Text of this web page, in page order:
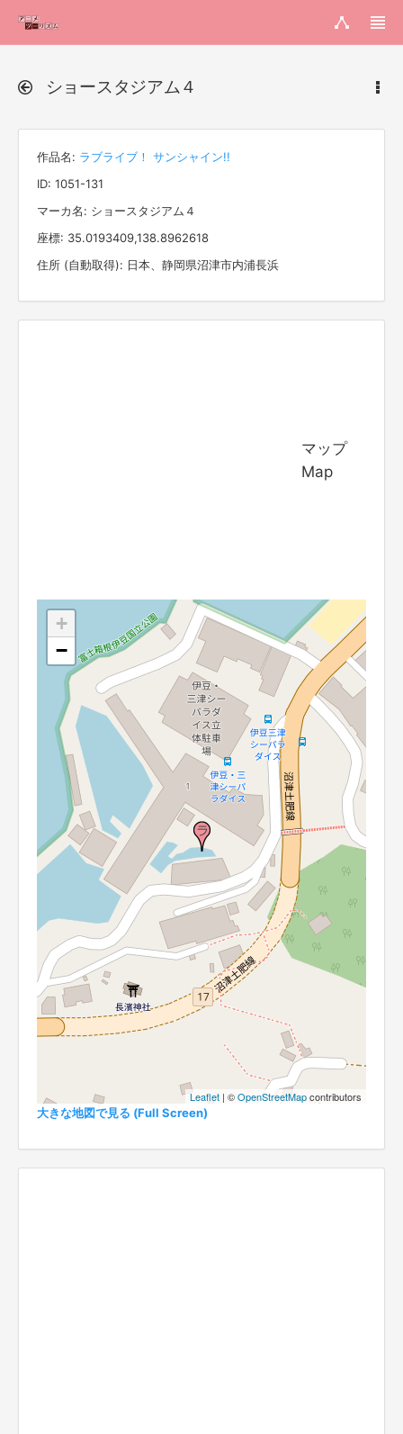
ショースタジアム４
作品名: ラブライブ！ サンシャイン!!
ID: 1051-131
マーカ名: ショースタジアム４
座標: 35.0193409,138.8962618
住所 (自動取得): 日本、静岡県沼津市内浦長浜
マップ
Map
+
−
Leaflet | ©OpenStreetMapcontributors
大きな地図で見る (Full Screen)